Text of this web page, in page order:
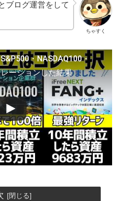
ちゃすく
ブログ運営をして
・NASDAQ100・
ーションした結果